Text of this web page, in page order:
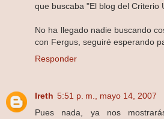
que buscaba "El blog del Criterio
No ha llegado nadie buscando
con Fergus, seguiré esperando
Responder
Ireth 5:51 p. m., mayo 14, 2007
Pues nada, ya nos